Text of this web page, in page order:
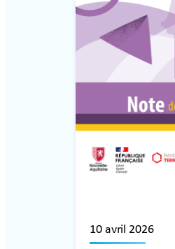
10 avril 2026